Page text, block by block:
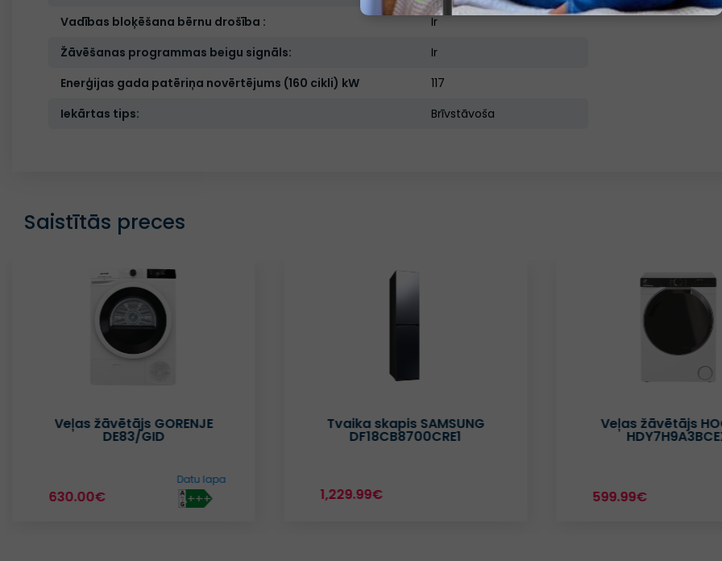
Vadības bloķēšana bērnu drošība :
Ir
Žāvēšanas programmas beigu signāls:
Ir
Enerģijas gada patēriņa novērtējums (160 cikli) kW
117
Iekārtas tips:
Brīvstāvoša
Saistītās preces
Tvaika skapis SAMSUNG
DF18CB8700CRE1
1,229.99€
Veļas žāvētājs HOOVER
HDY7H9A3BCEX
599.99€
Veļas žāvētājs
404.60€